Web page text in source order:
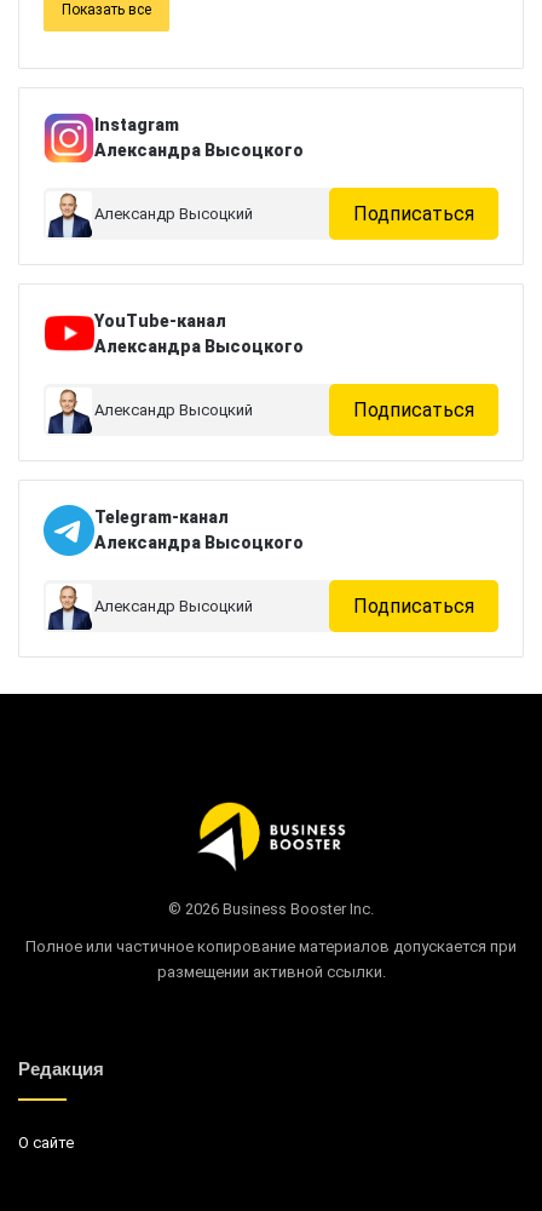
Показать все
Instagram
Александра Высоцкого
Александр Высоцкий Подписаться
YouTube-канал
Александра Высоцкого
Александр Высоцкий Подписаться
Telegram-канал
Александра Высоцкого
Александр Высоцкий Подписаться
© 2026 Business Booster Inc.
Полное или частичное копирование материалов допускается при
размещении активной ссылки.
Редакция
О сайте